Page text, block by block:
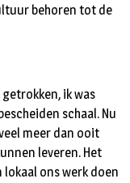
behoren tot de
ik was
schaal. Nu
meer dan ooit
leveren. Het
ons werk doen